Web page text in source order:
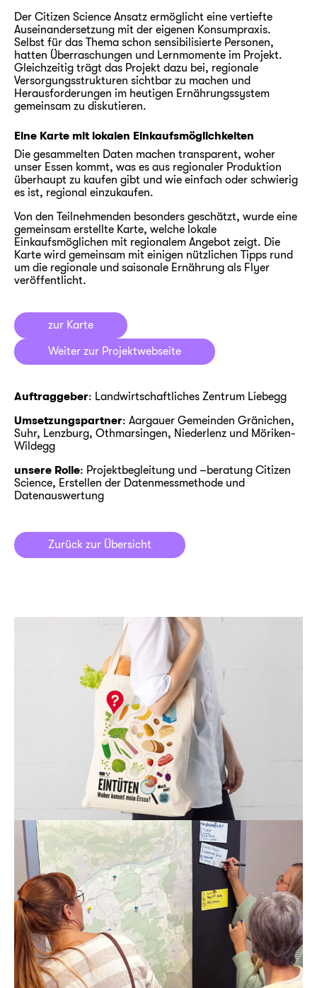
Der Citizen Science Ansatz ermöglicht eine vertiefte
Auseinandersetzung mit der eigenen Konsumpraxis.
Selbst für das Thema schon sensibilisierte Personen,
hatten Überraschungen und Lernmomente im Projekt.
Gleichzeitig trägt das Projekt dazu bei, regionale
Versorgungsstrukturen sichtbar zu machen und
Herausforderungen im heutigen Ernährungssystem
gemeinsam zu diskutieren.
Eine Karte mit lokalen Einkaufsmöglichkeiten
Die gesammelten Daten machen transparent, woher
unser Essen kommt, was es aus regionaler Produktion
überhaupt zu kaufen gibt und wie einfach oder schwierig
es ist, regional einzukaufen.
Von den Teilnehmenden besonders geschätzt, wurde eine
gemeinsam erstellte Karte, welche lokale
Einkaufsmöglichen mit regionalem Angebot zeigt. Die
Karte wird gemeinsam mit einigen nützlichen Tipps rund
um die regionale und saisonale Ernährung als Flyer
veröffentlicht.
zur Karte
Weiter zur Projektwebseite
Auftraggeber: Landwirtschaftliches Zentrum Liebegg
Umsetzungspartner: Aargauer Gemeinden Gränichen,
Suhr, Lenzburg, Othmarsingen, Niederlenz und Möriken-
Wildegg
unsere Rolle: Projektbegleitung und –beratung Citizen
Science, Erstellen der Datenmessmethode und
Datenauswertung
Zurück zur Übersicht